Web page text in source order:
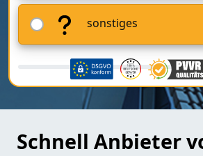
sonstiges
Schnell Anbieter